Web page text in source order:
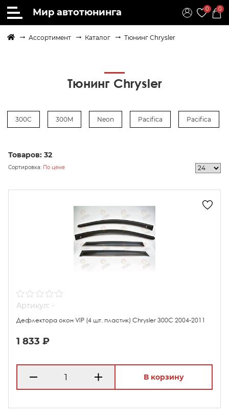
Мир автотюнинга 0 0
Ассортимент Каталог Тюнинг Chrysler
Тюнинг Chrysler
300C 300M Neon Pacifica Pacifica
Товаров: 32
Сортировка: По цене
Артикул: -
Дефлектора окон VIP (4 шт. пластик) Chrysler 300C 2004-2011
1 833 ₽
В корзину